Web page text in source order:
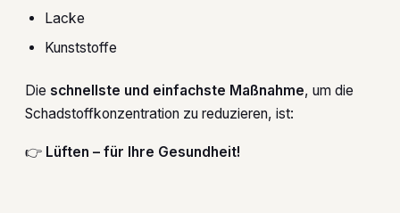
Lacke
Kunststoffe
Die schnellste und einfachste Maßnahme, um die
Schadstoffkonzentration zu reduzieren, ist:
👉 Lüften – für Ihre Gesundheit!